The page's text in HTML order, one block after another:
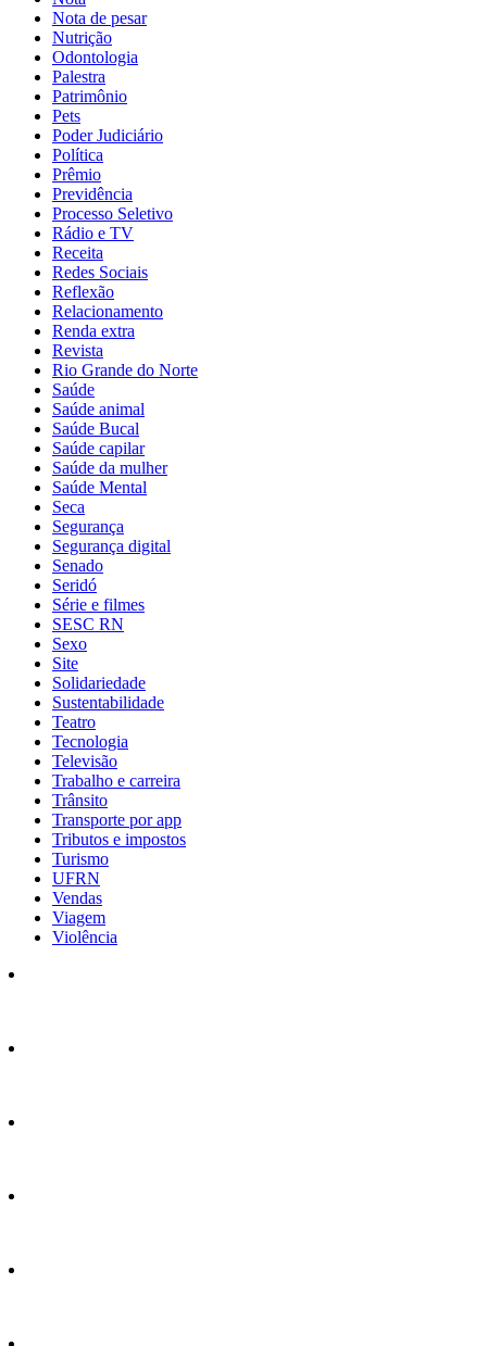
Nota de pesar
Nutrição
Odontologia
Palestra
Patrimônio
Pets
Poder Judiciário
Política
Prêmio
Previdência
Processo Seletivo
Rádio e TV
Receita
Redes Sociais
Reflexão
Relacionamento
Renda extra
Revista
Rio Grande do Norte
Saúde
Saúde animal
Saúde Bucal
Saúde capilar
Saúde da mulher
Saúde Mental
Seca
Segurança
Segurança digital
Senado
Seridó
Série e filmes
SESC RN
Sexo
Site
Solidariedade
Sustentabilidade
Teatro
Tecnologia
Televisão
Trabalho e carreira
Trânsito
Transporte por app
Tributos e impostos
Turismo
UFRN
Vendas
Viagem
Violência